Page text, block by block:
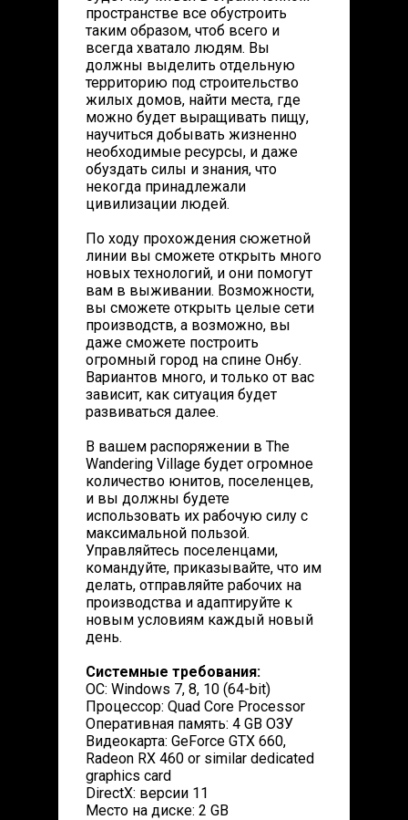
пространстве все обустроить
таким образом, чтоб всего и
всегда хватало людям. Вы
должны выделить отдельную
территорию под строительство
жилых домов, найти места, где
можно будет выращивать пищу,
научиться добывать жизненно
необходимые ресурсы, и даже
обуздать силы и знания, что
некогда принадлежали
цивилизации людей.
По ходу прохождения сюжетной
линии вы сможете открыть много
новых технологий, и они помогут
вам в выживании. Возможности,
вы сможете открыть целые сети
производств, а возможно, вы
даже сможете построить
огромный город на спине Онбу.
Вариантов много, и только от вас
зависит, как ситуация будет
развиваться далее.
В вашем распоряжении в The
Wandering Village будет огромное
количество юнитов, поселенцев,
и вы должны будете
использовать их рабочую силу с
максимальной пользой.
Управляйтесь поселенцами,
командуйте, приказывайте, что им
делать, отправляйте рабочих на
производства и адаптируйте к
новым условиям каждый новый
день.
Системные требования:
ОС: Windows 7, 8, 10 (64-bit)
Процессор: Quad Core Processor
Оперативная память: 4 GB ОЗУ
Видеокарта: GeForce GTX 660,
Radeon RX 460 or similar dedicated
graphics card
DirectX: версии 11
Место на диске: 2 GB